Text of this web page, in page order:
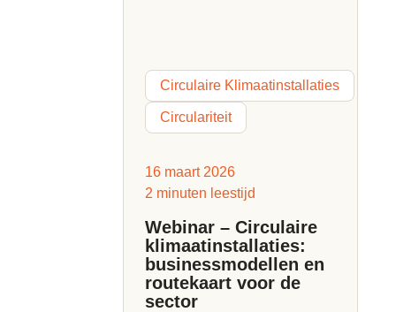
Circulaire Klimaatinstallaties
Circulariteit
16 maart 2026
2 minuten leestijd
Webinar – Circulaire
klimaatinstallaties:
businessmodellen en
routekaart voor de
sector